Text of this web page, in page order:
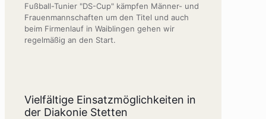
Fußball-Tunier "DS-Cup" kämpfen Männer- und
Frauenmannschaften um den Titel und auch
beim Firmenlauf in Waiblingen gehen wir
regelmäßig an den Start.
Vielfältige Einsatzmöglichkeiten in
der Diakonie Stetten